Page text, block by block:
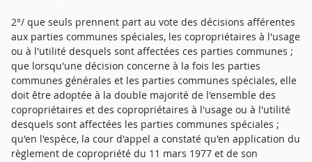
2°/ que seuls prennent part au vote des décisions afférentes
aux parties communes spéciales, les copropriétaires à l'usage
ou à l'utilité desquels sont affectées ces parties communes ;
que lorsqu'une décision concerne à la fois les parties
communes générales et les parties communes spéciales, elle
doit être adoptée à la double majorité de l'ensemble des
copropriétaires et des copropriétaires à l'usage ou à l'utilité
desquels sont affectées les parties communes spéciales ;
qu'en l'espèce, la cour d'appel a constaté qu'en application du
règlement de copropriété du 11 mars 1977 et de son